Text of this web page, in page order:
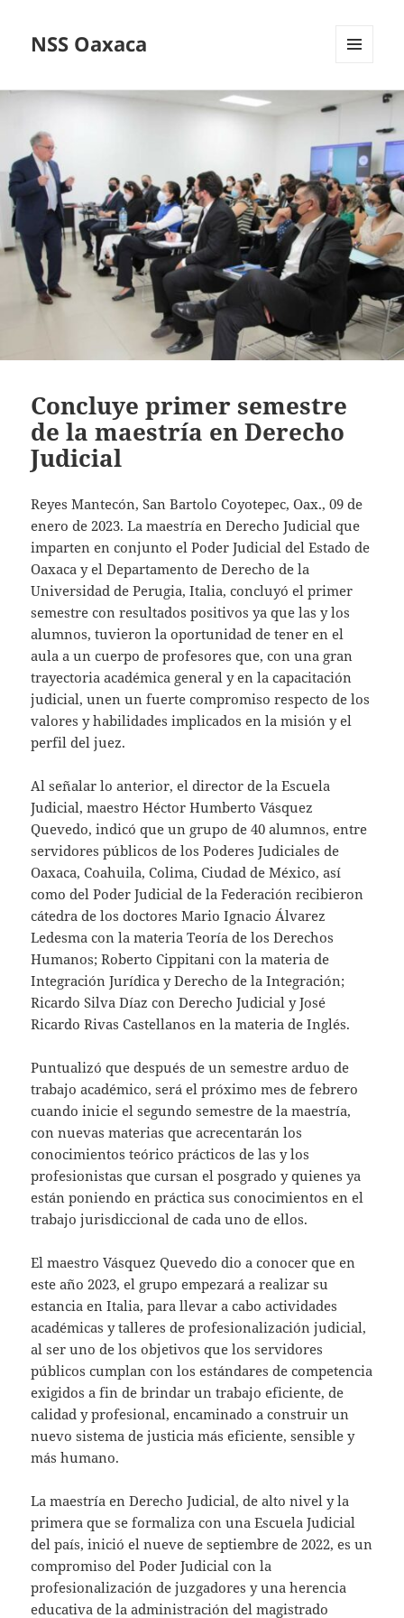
NSS Oaxaca
WIDGETS
Concluye primer semestre
de la maestría en Derecho
Judicial
Reyes Mantecón, San Bartolo Coyotepec, Oax., 09 de
enero de 2023. La maestría en Derecho Judicial que
imparten en conjunto el Poder Judicial del Estado de
Oaxaca y el Departamento de Derecho de la
Universidad de Perugia, Italia, concluyó el primer
semestre con resultados positivos ya que las y los
alumnos, tuvieron la oportunidad de tener en el
aula a un cuerpo de profesores que, con una gran
trayectoria académica general y en la capacitación
judicial, unen un fuerte compromiso respecto de los
valores y habilidades implicados en la misión y el
perfil del juez.
Al señalar lo anterior, el director de la Escuela
Judicial, maestro Héctor Humberto Vásquez
Quevedo, indicó que un grupo de 40 alumnos, entre
servidores públicos de los Poderes Judiciales de
Oaxaca, Coahuila, Colima, Ciudad de México, así
como del Poder Judicial de la Federación recibieron
cátedra de los doctores Mario Ignacio Álvarez
Ledesma con la materia Teoría de los Derechos
Humanos; Roberto Cippitani con la materia de
Integración Jurídica y Derecho de la Integración;
Ricardo Silva Díaz con Derecho Judicial y José
Ricardo Rivas Castellanos en la materia de Inglés.
Puntualizó que después de un semestre arduo de
trabajo académico, será el próximo mes de febrero
cuando inicie el segundo semestre de la maestría,
con nuevas materias que acrecentarán los
conocimientos teórico prácticos de las y los
profesionistas que cursan el posgrado y quienes ya
están poniendo en práctica sus conocimientos en el
trabajo jurisdiccional de cada uno de ellos.
El maestro Vásquez Quevedo dio a conocer que en
este año 2023, el grupo empezará a realizar su
estancia en Italia, para llevar a cabo actividades
académicas y talleres de profesionalización judicial,
al ser uno de los objetivos que los servidores
públicos cumplan con los estándares de competencia
exigidos a fin de brindar un trabajo eficiente, de
calidad y profesional, encaminado a construir un
nuevo sistema de justicia más eficiente, sensible y
más humano.
La maestría en Derecho Judicial, de alto nivel y la
primera que se formaliza con una Escuela Judicial
del país, inició el nueve de septiembre de 2022, es un
compromiso del Poder Judicial con la
profesionalización de juzgadores y una herencia
educativa de la administración del magistrado